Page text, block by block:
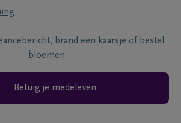
brand een kaarsje of bestel
bloemen
Betuig je medeleven